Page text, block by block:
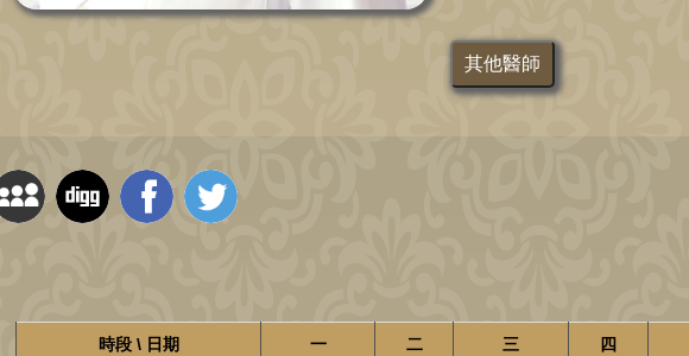
其他醫師
時段 \ 日期 一 二 三 四